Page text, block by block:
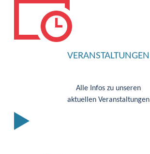
VERANSTALTUNGEN
Alle Infos zu unseren
aktuellen Veranstaltungen